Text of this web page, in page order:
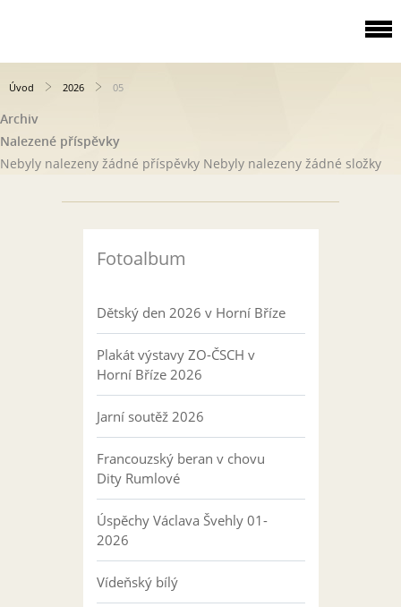
Úvod 2026 05
Archiv
Nalezené příspěvky
Nebyly nalezeny žádné příspěvky Nebyly nalezeny žádné složky
Fotoalbum
Dětský den 2026 v Horní Bříze
Plakát výstavy ZO-ČSCH v
Horní Bříze 2026
Jarní soutěž 2026
Francouzský beran v chovu
Dity Rumlové
Úspěchy Václava Švehly 01-
2026
Vídeňský bílý